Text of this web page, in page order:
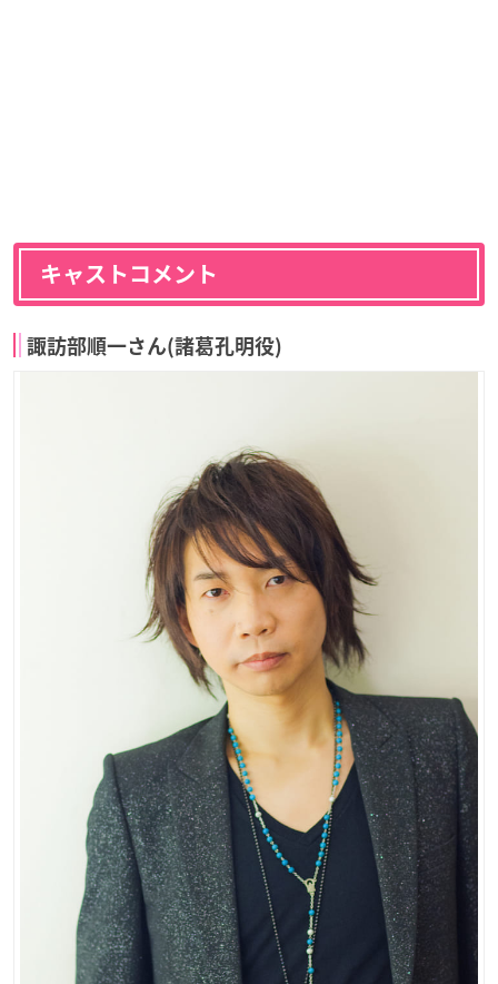
キャストコメント
諏訪部順一さん(諸葛孔明役)